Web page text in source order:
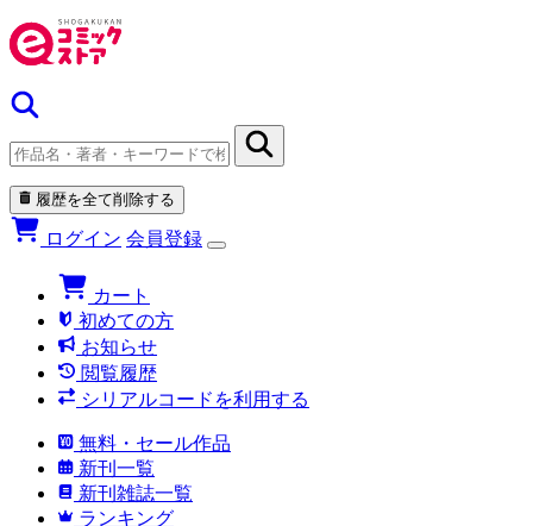
履歴を全て削除する
ログイン 会員登録
カート
初めての方
お知らせ
閲覧履歴
シリアルコードを利用する
無料・セール作品
新刊一覧
新刊雑誌一覧
ランキング